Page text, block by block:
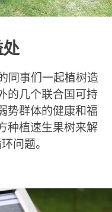
同事们一起植树造
的几个联合国可持
势群体的健康和福
种植速生果树来解
问题。